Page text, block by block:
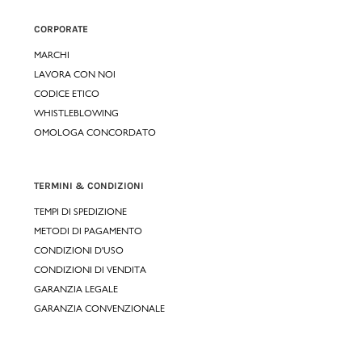
CORPORATE
MARCHI
LAVORA CON NOI
CODICE ETICO
WHISTLEBLOWING
OMOLOGA CONCORDATO
TERMINI & CONDIZIONI
TEMPI DI SPEDIZIONE
METODI DI PAGAMENTO
CONDIZIONI D'USO
CONDIZIONI DI VENDITA
GARANZIA LEGALE
GARANZIA CONVENZIONALE